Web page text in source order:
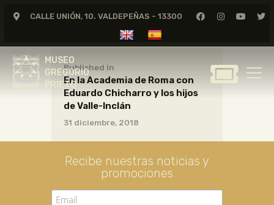
CALLE UNIÓN, 10. VALDEPEÑAS - 13300
MUSEO
GREGORIO
PRIETO
MUSEO
GREGORIO
GREGORIO PRIETO
MUSEO
ARCHIVO
CERTAMEN DE DIBUJO
FUNDACIÓN
TIENDA
Published in
En la Academia de Roma con
Eduardo Chicharro y los hijos
de Valle-Inclán
31 diciembre, 2018
Recibe nuestras noticias y
promociones